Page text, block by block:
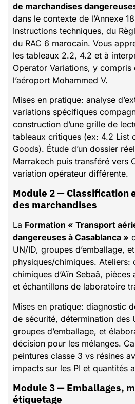
de marchandises
dans le contexte de l’Annexe
Instructions techniques, du
du RAC 6 marocain. Vous
les tableaux 2.2, 4.2 et à
Operator Variations, y compris
l’aéroport Mohammed V.
Mises en pratique: analyse
variations spécifiques
construction d’une grille de
tableaux critiques (ex: 4.2 List
Goods). Étude d’un dossier
Marrakech puis transféré vers
variation opérateur différente.
Module 2 — Classification et identification
des marchandises
La Formation « Transport
dangereuses à Casablanca »
UN/ID, groupes d’emballage,
physiques/chimiques. Ateliers:
chimiques d’Aïn Sebaâ,
et échantillons de laboratoire
Mises en pratique: diagnostic
de sécurité, détermination des
groupes d’emballage, et
décision pour les mélanges.
peintures classe 3 vs résines
impacts sur les PI et quantités
Module 3 — Emballages, marquage et
étiquetage